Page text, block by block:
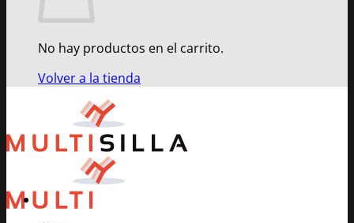
No hay productos en el carrito.
Volver a la tienda